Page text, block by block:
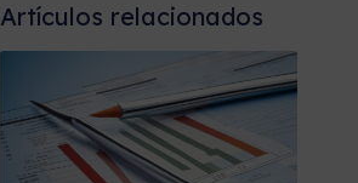
Artículos relacionados